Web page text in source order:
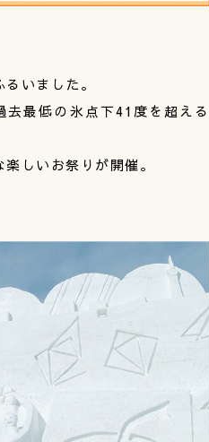
いました。
最低の氷点下41度を超える
しいお祭りが開催。